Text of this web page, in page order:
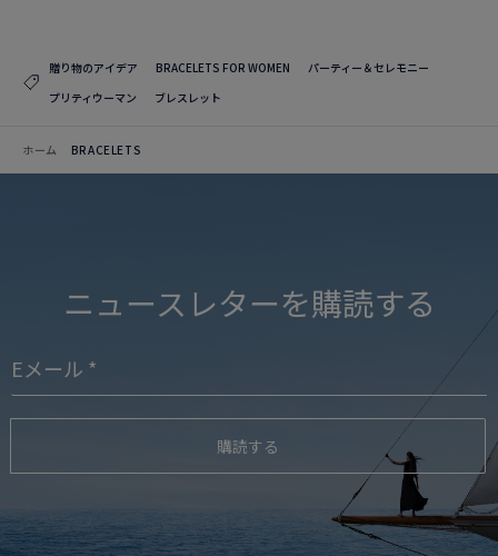
贈り物のアイデア BRACELETS FOR WOMEN
パーティー＆セレモニー
プリティウーマン
ブレスレット
ホーム BRACELETS
ニュースレターを購読する
購読する